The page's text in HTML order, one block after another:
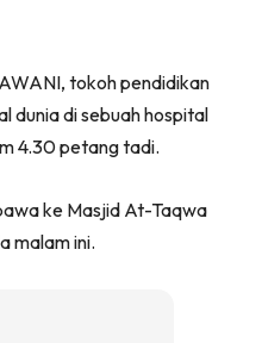
tokoh pendidikan
dunia di sebuah hospital
4.30 petang tadi.
ke Masjid At-Taqwa
malam ini.